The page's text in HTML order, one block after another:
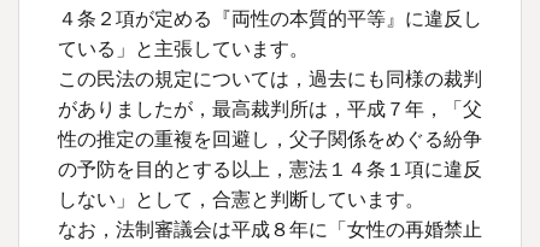
４条２項が定める『両性の本質的平等』に違反し
ている」と主張しています。
この民法の規定については，過去にも同様の裁判
がありましたが，最高裁判所は，平成７年，「父
性の推定の重複を回避し，父子関係をめぐる紛争
の予防を目的とする以上，憲法１４条１項に違反
しない」として，合憲と判断しています。
なお，法制審議会は平成８年に「女性の再婚禁止